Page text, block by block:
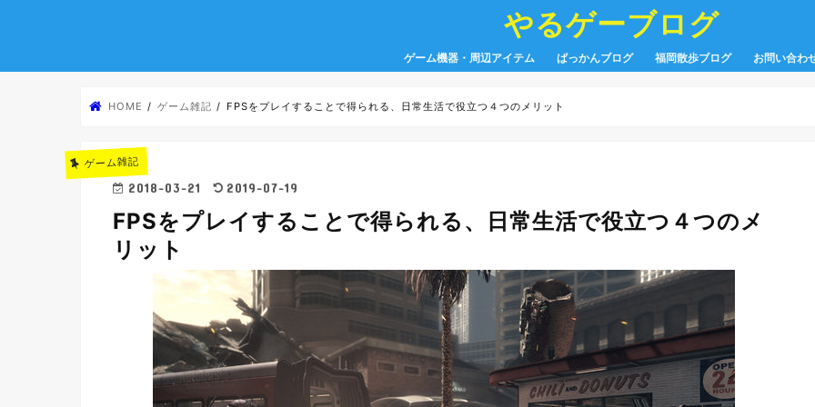
やるゲーブログ
ゲーム機器・周辺アイテム ぱっかんブログ 福岡散歩ブログ お問い合わ
HOME ゲーム雑記 FPSをプレイすることで得られる、日常生活で役立つ４つのメリット
ゲーム雑記
2018-03-21 2019-07-19
FPSをプレイすることで得られる、日常生活で役立つ４つのメ
リット